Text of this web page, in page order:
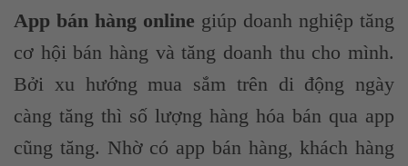
App bán hàng online giúp doanh nghiệp tăng
cơ hội bán hàng và tăng doanh thu cho mình.
Bởi xu hướng mua sắm trên di động ngày
càng tăng thì số lượng hàng hóa bán qua app
cũng tăng. Nhờ có app bán hàng, khách hàng